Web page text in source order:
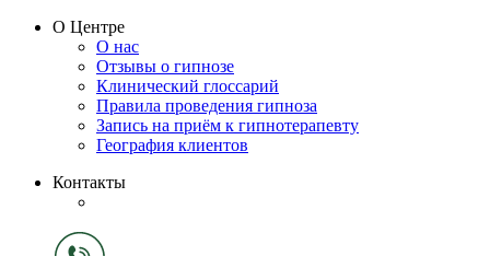
О Центре
О нас
Отзывы о гипнозе
Клинический глоссарий
Правила проведения гипноза
Запись на приём к гипнотерапевту
География клиентов
Контакты